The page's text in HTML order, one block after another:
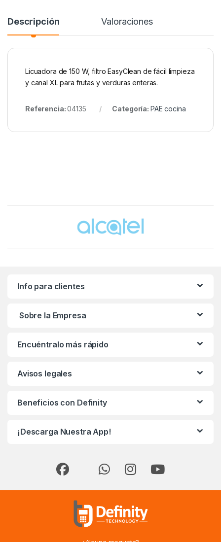
Descripción Valoraciones
Licuadora de 150 W, filtro EasyClean de fácil limpieza
y canal XL para frutas y verduras enteras.
Referencia:04135 Categoría: PAE cocina
Info para clientes
Sobre la Empresa
Encuéntralo más rápido
Avisos legales
Beneficios con Definity
¡Descarga Nuestra App!